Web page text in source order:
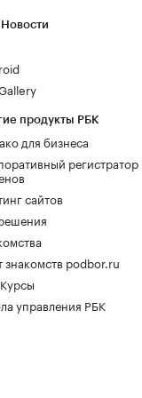
продукты РБК
для бизнеса
регистратор
сайтов
знакомств podbor.ru
управления РБК